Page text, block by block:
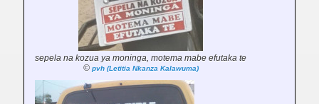
sepela na kozua ya moninga, motema mabe efutaka te
© pvh (Letitia Nkanza Kalawuma)